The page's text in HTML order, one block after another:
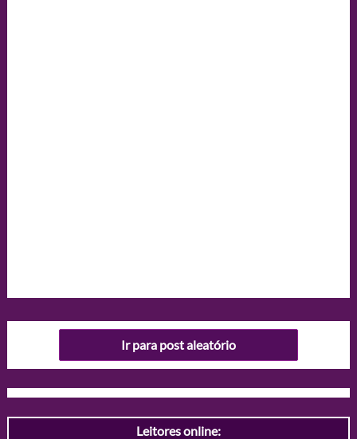
Ir para post aleatório
Leitores online: